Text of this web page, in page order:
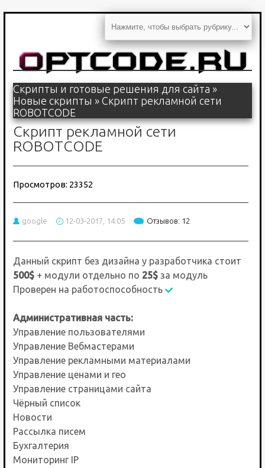
Скрипты и готовые решения для сайта »
Новые скрипты » Скрипт рекламной сети
ROBOTCODE
Скрипт рекламной сети
ROBOTCODE
Просмотров: 23352
google 12-03-2017, 14:05 Отзывов: 12
Данный скрипт без дизайна у разработчика стоит
500$ + модули отдельно по 25$ за модуль
Проверен на работоспособность
Административная часть:
Управление пользователями
Управление Вебмастерами
Управление рекламными материалами
Управление ценами и гео
Управление страницами сайта
Чёрный список
Новости
Рассылка писем
Бухгалтерия
Мониторинг IP